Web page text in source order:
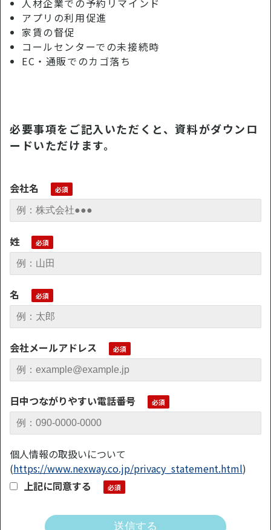
人材企業での予約リマインド
アプリの利用促進
家賃の督促
コールセンターでの未接続時
EC・通販でのカゴ落ち
必要事項をご記入いただくと、資料がダウンロ
ードいただけます。
会社名
姓
名
会社メールアドレス
日中つながりやすい電話番号
個人情報の取扱いについて
(https://www.nexway.co.jp/privacy_statement.html)
上記に同意する